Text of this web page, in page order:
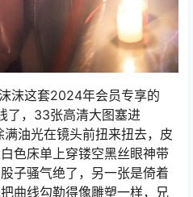
沫这套2024年会员专享的
了，33张高清大图塞进
油光在镜头前扭来扭去，皮
色床单上穿镂空黑丝眼神带
子骚气绝了，另一张是倚着
曲线勾勒得像雕塑一样，兄